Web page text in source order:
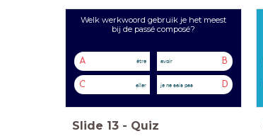
Welk werkwoord gebruik je het meest
bij de passé composé?
A être B
avoir
C aller D
je ne sais pas
Slide 13 - Quiz